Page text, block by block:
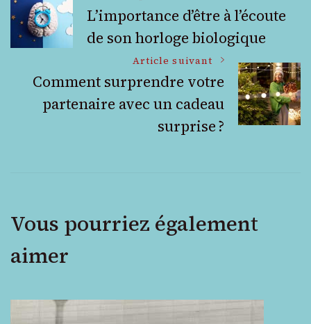
des
articles
L’importance d’être à l’écoute
de son horloge biologique
Article suivant
Comment surprendre votre
partenaire avec un cadeau
surprise ?
Vous pourriez également
aimer